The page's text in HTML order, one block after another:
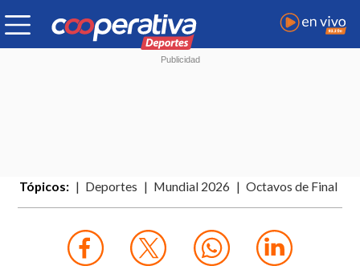
Tópicos: Deportes Mundial 2026 Octavos de Final